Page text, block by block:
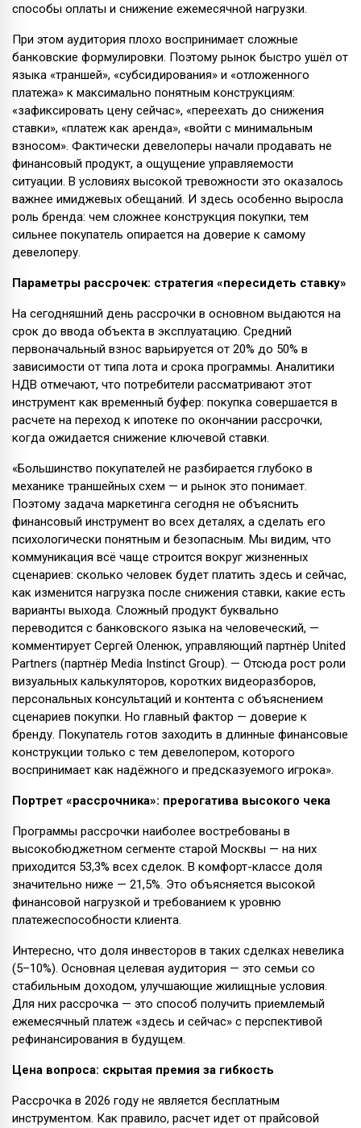
способы оплаты и снижение ежемесячной нагрузки.
При этом аудитория плохо воспринимает сложные
банковские формулировки. Поэтому рынок быстро ушёл от
языка «траншей», «субсидирования» и «отложенного
платежа» к максимально понятным конструкциям:
«зафиксировать цену сейчас», «переехать до снижения
ставки», «платеж как аренда», «войти с минимальным
взносом». Фактически девелоперы начали продавать не
финансовый продукт, а ощущение управляемости
ситуации. В условиях высокой тревожности это оказалось
важнее имиджевых обещаний. И здесь особенно выросла
роль бренда: чем сложнее конструкция покупки, тем
сильнее покупатель опирается на доверие к самому
девелоперу.
Параметры рассрочек: стратегия «пересидеть ставку»
На сегодняшний день рассрочки в основном выдаются на
срок до ввода объекта в эксплуатацию. Средний
первоначальный взнос варьируется от 20% до 50% в
зависимости от типа лота и срока программы. Аналитики
НДВ отмечают, что потребители рассматривают этот
инструмент как временный буфер: покупка совершается в
расчете на переход к ипотеке по окончании рассрочки,
когда ожидается снижение ключевой ставки.
«Большинство покупателей не разбирается глубоко в
механике траншейных схем — и рынок это понимает.
Поэтому задача маркетинга сегодня не объяснить
финансовый инструмент во всех деталях, а сделать его
психологически понятным и безопасным. Мы видим, что
коммуникация всё чаще строится вокруг жизненных
сценариев: сколько человек будет платить здесь и сейчас,
как изменится нагрузка после снижения ставки, какие есть
варианты выхода. Сложный продукт буквально
переводится с банковского языка на человеческий, —
комментирует Сергей Оленюк, управляющий партнёр United
Partners (партнёр Media Instinct Group). — Отсюда рост роли
визуальных калькуляторов, коротких видеоразборов,
персональных консультаций и контента с объяснением
сценариев покупки. Но главный фактор — доверие к
бренду. Покупатель готов заходить в длинные финансовые
конструкции только с тем девелопером, которого
воспринимает как надёжного и предсказуемого игрока».
Портрет «рассрочника»: прерогатива высокого чека
Программы рассрочки наиболее востребованы в
высокобюджетном сегменте старой Москвы — на них
приходится 53,3% всех сделок. В комфорт-классе доля
значительно ниже — 21,5%. Это объясняется высокой
финансовой нагрузкой и требованием к уровню
платежеспособности клиента.
Интересно, что доля инвесторов в таких сделках невелика
(5–10%). Основная целевая аудитория — это семьи со
стабильным доходом, улучшающие жилищные условия.
Для них рассрочка — это способ получить приемлемый
ежемесячный платеж «здесь и сейчас» с перспективой
рефинансирования в будущем.
Цена вопроса: скрытая премия за гибкость
Рассрочка в 2026 году не является бесплатным
инструментом. Как правило, расчет идет от прайсовой